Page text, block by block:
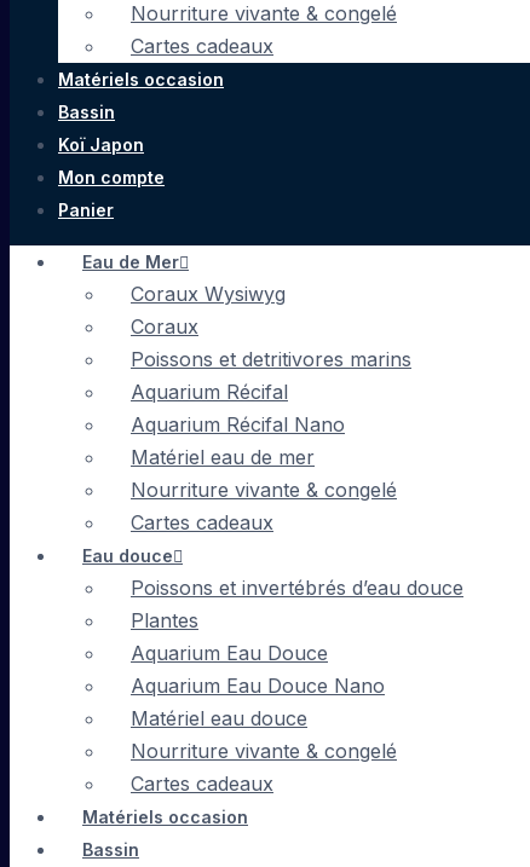
Nourriture vivante & congelé
Cartes cadeaux
Matériels occasion
Bassin
Koï Japon
Mon compte
Panier
Eau de Mer
Coraux Wysiwyg
Coraux
Poissons et detritivores marins
Aquarium Récifal
Aquarium Récifal Nano
Matériel eau de mer
Nourriture vivante & congelé
Cartes cadeaux
Eau douce
Poissons et invertébrés d’eau douce
Plantes
Aquarium Eau Douce
Aquarium Eau Douce Nano
Matériel eau douce
Nourriture vivante & congelé
Cartes cadeaux
Matériels occasion
Bassin